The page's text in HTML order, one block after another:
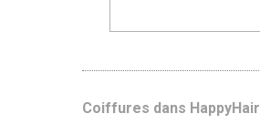
Coiffures dans HappyHair